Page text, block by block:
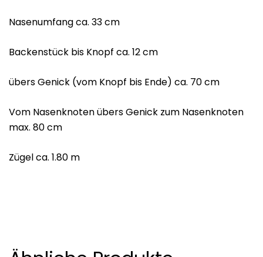
Nasenumfang ca. 33 cm
Backenstück bis Knopf ca. 12 cm
übers Genick (vom Knopf bis Ende) ca. 70 cm
Vom Nasenknoten übers Genick zum Nasenknoten
max. 80 cm
Zügel ca. 1.80 m